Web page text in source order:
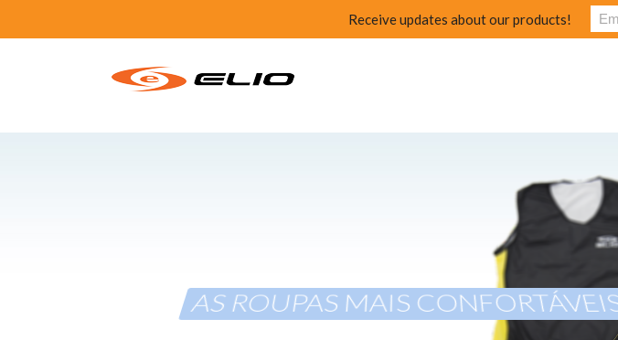
AS ROUPAS MAIS CONFORTÁVEIS
Receive updates about our products!